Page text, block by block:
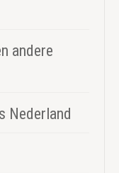
andere
Nederland